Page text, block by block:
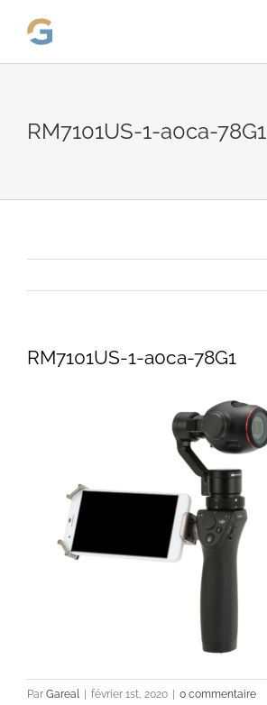
RM7101US-1-a0ca-78G1
RM7101US-1-a0ca-78G1
Par Gareal février 1st, 2020 0 commentaire